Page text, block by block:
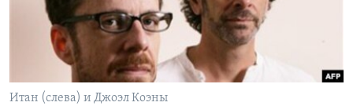
Learning English
СОЦИАЛЬНЫЕ СЕТИ
Итан (слева) и Джоэл Коэны